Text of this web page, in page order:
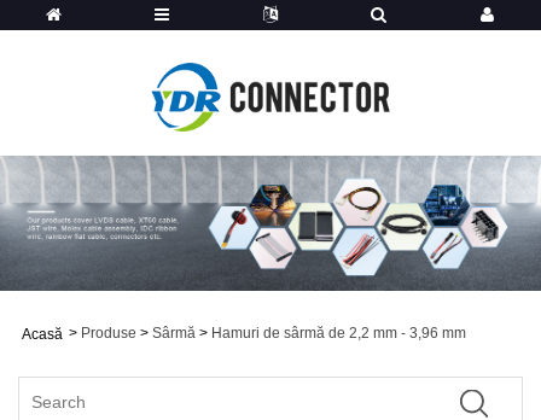
Acasă > Produse > Sârmă > Hamuri de sârmă de 2,2 mm - 3,96 mm